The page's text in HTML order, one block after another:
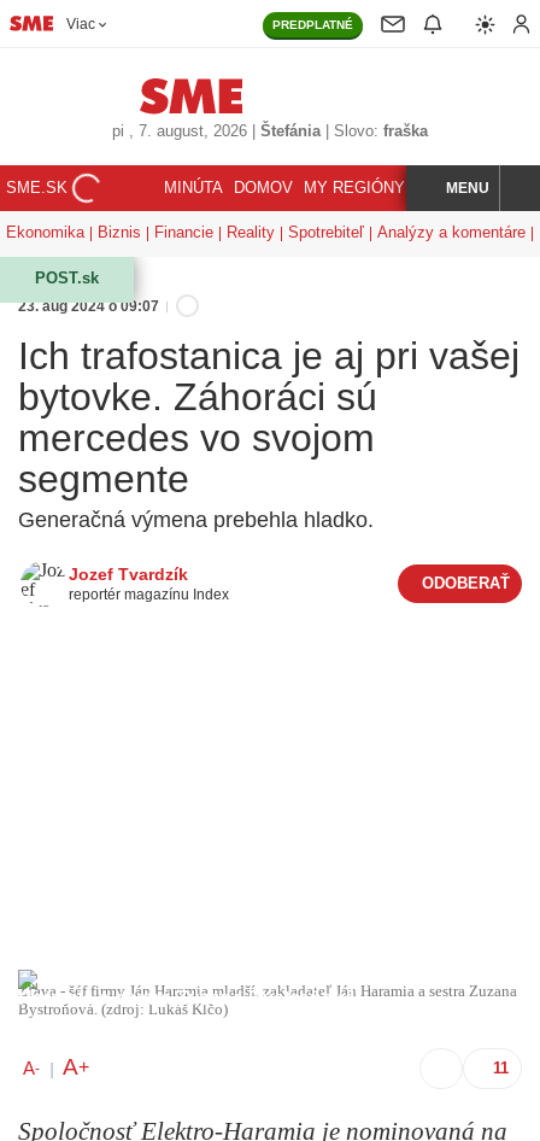
Viac PREDPLATNÉ
pi , 7. august, 2026 Štefánia| Slovo: fraška
SME.SK MINÚTA DOMOV MY REGIÓNY KORZÁR
HĽADAJMENU
Ekonomika Biznis Financie Reality Spotrebiteľ Analýzy a komentáre
POST.sk
23. aug 2024 o 09:07
Ich trafostanica je aj pri vašej
bytovke. Záhoráci sú
mercedes vo svojom
segmente
Generačná výmena prebehla hladko.
Jozef Tvardzík
reportér magazínu Index
Zľava - šéf firmy Ján Haramia mladší, zakladateľ Ján Haramia a sestra Zuzana
Bystroňová. (zdroj: Lukáš Klčo)
A- A+
Spoločnosť Elektro-Haramia je nominovaná na